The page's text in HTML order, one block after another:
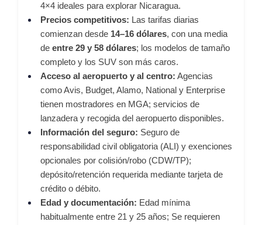
4×4 ideales para explorar Nicaragua.
Precios competitivos: Las tarifas diarias
comienzan desde 14–16 dólares, con una media
de entre 29 y 58 dólares; los modelos de tamaño
completo y los SUV son más caros.
Acceso al aeropuerto y al centro: Agencias
como Avis, Budget, Alamo, National y Enterprise
tienen mostradores en MGA; servicios de
lanzadera y recogida del aeropuerto disponibles.
Información del seguro: Seguro de
responsabilidad civil obligatoria (ALI) y exenciones
opcionales por colisión/robo (CDW/TP);
depósito/retención requerida mediante tarjeta de
crédito o débito.
Edad y documentación: Edad mínima
habitualmente entre 21 y 25 años; Se requieren